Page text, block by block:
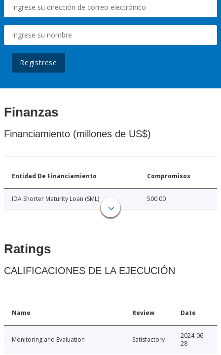
Regístrese
Finanzas
Financiamiento (millones de US$)
Entidad De Financiamiento Compromisos
IDA Shorter Maturity Loan (SML) 500.00
Ratings
CALIFICACIONES DE LA EJECUCIÓN
Name Review Date
Monitoring and Evaluation Satisfactory
2024-06-
28